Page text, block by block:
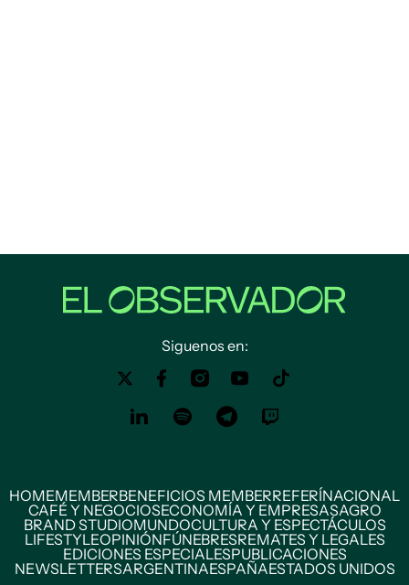
Siguenos en:
HOMEMEMBERBENEFICIOS MEMBERREFERÍNACIONAL
CAFÉ Y NEGOCIOSECONOMÍA Y EMPRESASAGRO
BRAND STUDIOMUNDOCULTURA Y ESPECTÁCULOS
LIFESTYLEOPINIÓNFÚNEBRESREMATES Y LEGALES
EDICIONES ESPECIALESPUBLICACIONES
NEWSLETTERSARGENTINAESPAÑAESTADOS UNIDOS